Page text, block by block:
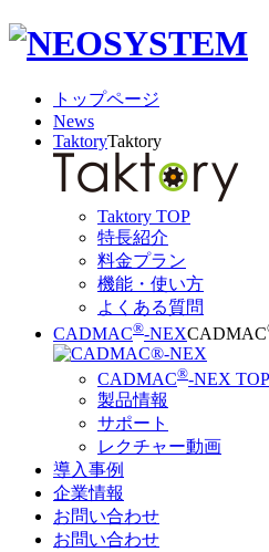
トップページ
News
TaktoryTaktory
Taktory TOP
特長紹介
料金プラン
機能・使い方
よくある質問
CADMAC®-NEXCADMAC
CADMAC®-NEX TOP
製品情報
サポート
レクチャー動画
導入事例
企業情報
お問い合わせ
お問い合わせ